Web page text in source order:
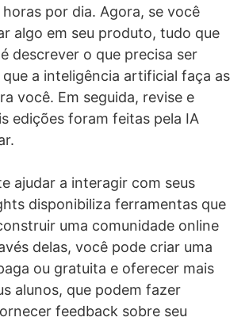
por dia. Agora, se você
algo em seu produto, tudo que
descrever o que precisa ser
a inteligência artificial faça as
você. Em seguida, revise e
edições foram feitas pela IA
ajudar a interagir com seus
disponibiliza ferramentas que
uma comunidade online
delas, você pode criar uma
ou gratuita e oferecer mais
alunos, que podem fazer
feedback sobre seu